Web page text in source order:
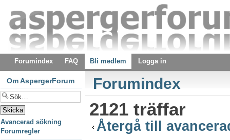
Forumindex FAQ Bli medlem Logga in
Forumindex
2121 träffar
Återgå till
Om AspergerForum
Avancerad sökning
Forumregler